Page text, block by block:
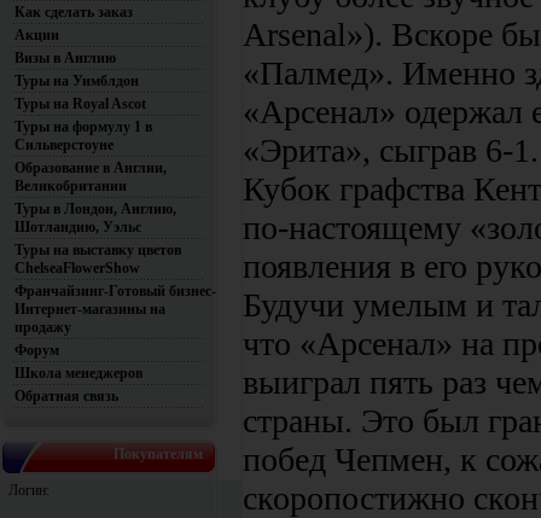
Как сделать заказ
Акции
Визы в Англию
Туры на Уимблдон
Туры на Royal Ascot
Туры на формулу 1 в
Сильверстоуне
Образование в Англии,
Великобритании
Туры в Лондон, Англию,
Шотландию, Уэльс
Туры на выставку цветов
ChelseaFlowerShow
Франчайзинг-Готовый бизнес-
Интернет-магазины на
продажу
Форум
Школа менеджеров
Обратная связь
Покупателям
Логин:
Arsenal»). Вскоре
«Палмед». Именно
«Арсенал» одержал
«Эрита», сыграв 6-
Кубок графства
по-настоящему
появления в его
Будучи умелым и
что «Арсенал» на
выиграл пять раз
страны. Это был
побед Чепмен, к
скоропостижно